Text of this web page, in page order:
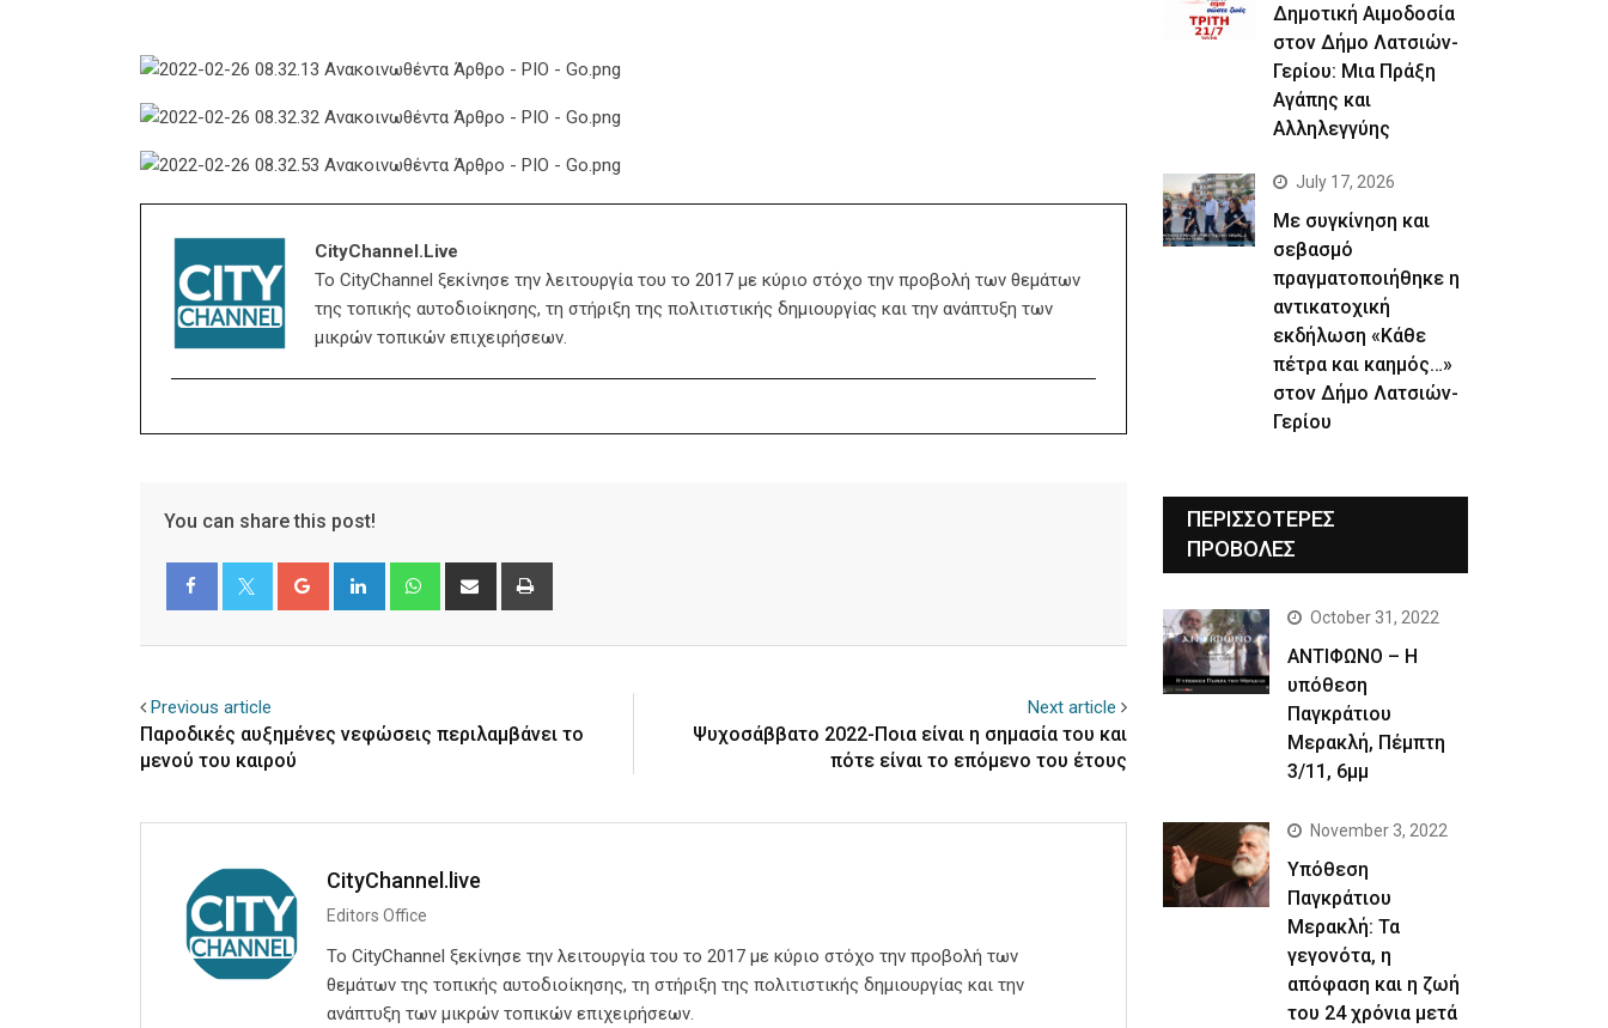
CityChannel.live
Το CityChannel ξεκίνησε την λειτουργία του το 2017 με κύριο στόχο την προβολή των θεμάτων
της τοπικής αυτοδιοίκησης, τη στήριξη της πολιτιστικής δημιουργίας και την ανάπτυξη των
μικρών τοπικών επιχειρήσεων.
You can share this post!
Google+ LinkedIn WhatsappShare
Previous article
Παροδικές αυξημένες νεφώσεις περιλαμβάνει το
μενού του καιρού
Next article
Ψυχοσάββατο 2022-Ποια είναι η σημασία του και
πότε είναι το επόμενο του έτους
CityChannel.live
Editors Office
Το CityChannel ξεκίνησε την λειτουργία του το 2017 με κύριο στόχο την προβολή των
θεμάτων της τοπικής αυτοδιοίκησης, τη στήριξη της πολιτιστικής δημιουργίας και την
ανάπτυξη των μικρών τοπικών επιχειρήσεων.
Δημοτική Αιμοδοσία
στον Δήμο Λατσιών-
Γερίου: Μια Πράξη
Αγάπης και
Αλληλεγγύης
July 17, 2026
Με συγκίνηση και
σεβασμό
πραγματοποιήθηκε η
αντικατοχική
εκδήλωση «Κάθε
πέτρα και καημός…»
στον Δήμο Λατσιών-
Γερίου
ΠΕΡΙΣΣΟΤΕΡΕΣ
ΠΡΟΒΟΛΕΣ
October 31, 2022
ΑΝΤΙΦΩΝΟ – Η
υπόθεση
Παγκράτιου
Μερακλή, Πέμπτη
3/11, 6μμ
November 3, 2022
Yπόθεση
Παγκράτιου
Μερακλή: Τα
γεγονότα, η
απόφαση και η ζωή
του 24 χρόνια μετά